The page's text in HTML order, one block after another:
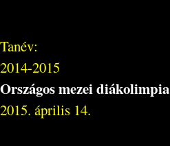
Tanév:
2014-2015
Országos mezei diákolimpia
2015. április 14.